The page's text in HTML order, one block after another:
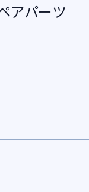
アパーツ